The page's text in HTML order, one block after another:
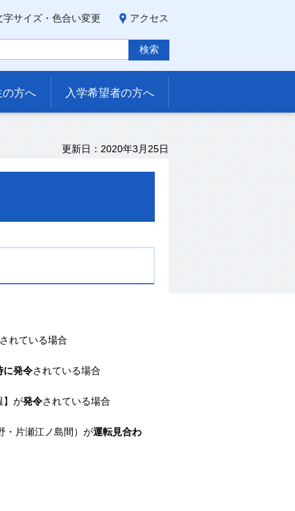
字サイズ・色合い変更 アクセス
の方へ 入学希望者の方へ
更新日：2020年3月25日
されている場合
に発令されている場合
】が発令されている場合
・片瀬江ノ島間）が運転見合わ